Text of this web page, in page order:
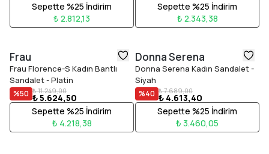
Sepette %25 İndirim
₺ 2.812,13
Sepette %25 İndirim
₺ 2.343,38
Frau
Frau Florence-S Kadın Bantlı
Sandalet - Platin
%50 ₺ 11.249,00
₺ 5.624,50
Sepette %25 İndirim
₺ 4.218,38
Donna Serena
Donna Serena Kadın Sandalet -
Siyah
%40 ₺ 7.689,00
₺ 4.613,40
Sepette %25 İndirim
₺ 3.460,05